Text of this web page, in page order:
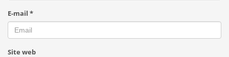
E-mail *
Site web